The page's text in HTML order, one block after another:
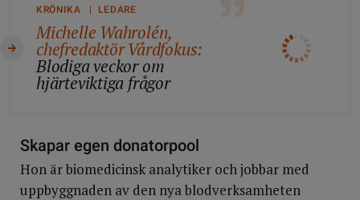
KRÖNIKA | LEDARE
Michelle Wahrolén,
chefredaktör Vårdfokus:
Blodiga veckor om
hjärteviktiga frågor
Skapar egen donatorpool
Hon är biomedicinsk analytiker och jobbar med
uppbyggnaden av den nya blodverksamheten